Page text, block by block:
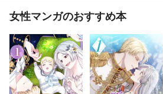
女性マンガのおすすめ本